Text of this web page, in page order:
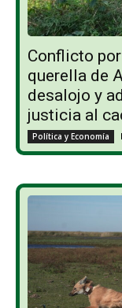
Conflicto
querella de
desalojo y
justicia al
Política y Economía